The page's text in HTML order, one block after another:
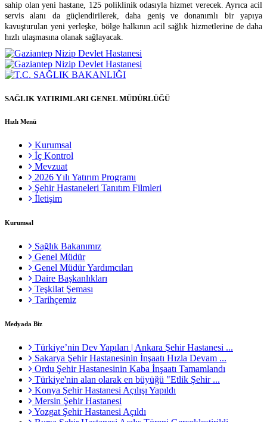
sahip olan yeni hastane, 125 poliklinik odasıyla hizmet verecek. Ayrıca acil
servis alanı da güçlendirilerek, daha geniş ve donanımlı bir yapıya
kavuşturulan yeni yerleşke, bölge halkının acil sağlık hizmetlerine de daha
hızlı ulaşmasına olanak sağlayacak.
SAĞLIK YATIRIMLARI GENEL MÜDÜRLÜĞÜ
Hızlı Menü
Kurumsal
İç Kontrol
Mevzuat
2026 Yılı Yatırım Programı
Şehir Hastaneleri Tanıtım Filmleri
İletişim
Kurumsal
Sağlık Bakanımız
Genel Müdür
Genel Müdür Yardımcıları
Daire Başkanlıkları
Teşkilat Şeması
Tarihçemiz
Medyada Biz
Türkiye’nin Dev Yapıları | Ankara Şehir Hastanesi ...
Sakarya Şehir Hastanesinin İnşaatı Hızla Devam ...
Ordu Şehir Hastanesinin Kaba İnşaatı Tamamlandı
Türkiye'nin alan olarak en büyüğü "Etlik Şehir ...
Konya Şehir Hastanesi Açılışı Yapıldı
Mersin Şehir Hastanesi
Yozgat Şehir Hastanesi Açıldı